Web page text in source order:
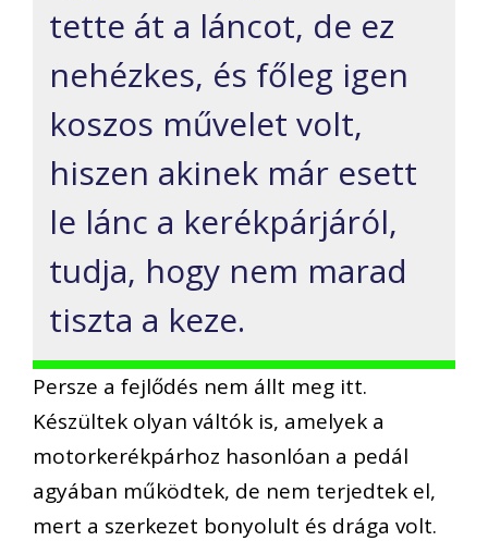
tette át a láncot, de ez
nehézkes, és főleg igen
koszos művelet volt,
hiszen akinek már esett
le lánc a kerékpárjáról,
tudja, hogy nem marad
tiszta a keze.
Persze a fejlődés nem állt meg itt.
Készültek olyan váltók is, amelyek a
motorkerékpárhoz hasonlóan a pedál
agyában működtek, de nem terjedtek el,
mert a szerkezet bonyolult és drága volt.